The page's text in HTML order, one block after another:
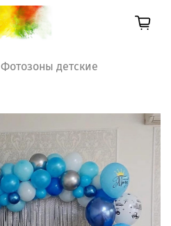
Фотозоны детские